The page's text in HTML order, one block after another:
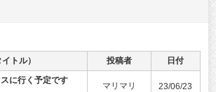
トル） 投稿者
日付
に行く予定です
マリマリ 23/06/23